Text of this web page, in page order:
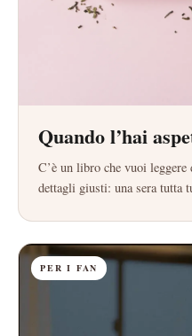
Quando l’hai
C’è un libro che vuoi
dettagli giusti: una sera tutta
PER I FAN